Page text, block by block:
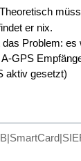
Theoretisch
er nix.
Problem:
GPS
aktiv gesetzt)